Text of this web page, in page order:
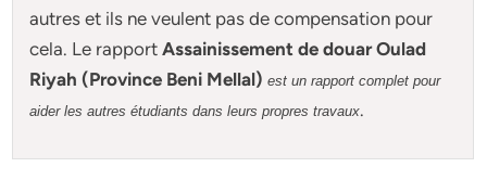
autres et ils ne veulent pas de compensation pour
cela. Le rapportAssainissement de douar Oulad
Riyah (Province Beni Mellal) est un rapport complet pour
aider les autres étudiants dans leurs propres travaux.